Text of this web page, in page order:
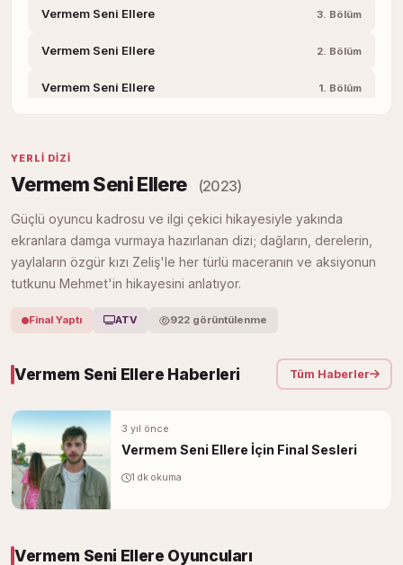
Vermem Seni Ellere 3. Bölüm
Vermem Seni Ellere 2. Bölüm
Vermem Seni Ellere 1. Bölüm
YERLI DIZI
Vermem Seni Ellere (2023)
Güçlü oyuncu kadrosu ve ilgi çekici hikayesiyle yakında
ekranlara damga vurmaya hazırlanan dizi; dağların, derelerin,
yaylaların özgür kızı Zeliş'le her türlü maceranın ve aksiyonun
tutkunu Mehmet'in hikayesini anlatıyor.
Final Yaptı ATV 922 görüntülenme
Vermem Seni Ellere Haberleri Tüm Haberler
3 yıl önce
Vermem Seni Ellere İçin Final Sesleri
1 dk okuma
Vermem Seni Ellere Oyuncuları